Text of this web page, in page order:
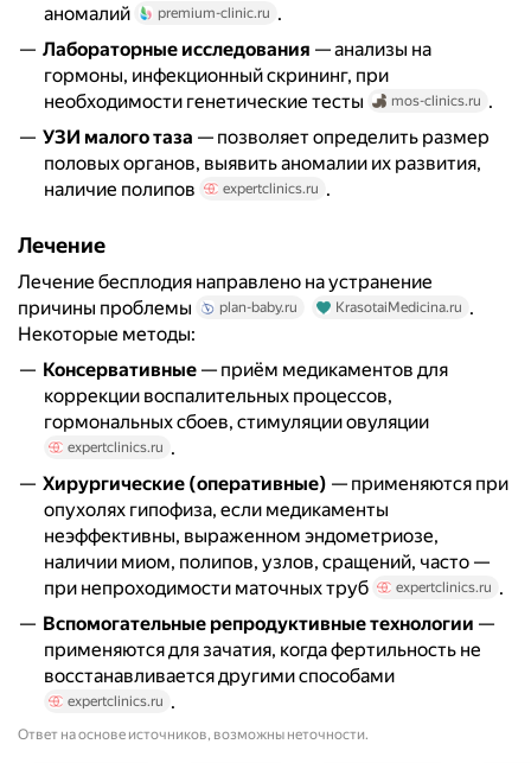
аномалий
premium-clinic.ru .
Лабораторные исследования — анализы на
гормоны, инфекционный скрининг, при
необходимости генетические тесты
mos-clinics.ru .
УЗИ малого таза — позволяет определить размер
половых органов, выявить аномалии их развития,
наличие полипов
expertclinics.ru .
Лечение
Лечение бесплодия направлено на устранение
причины проблемы
plan-baby.ru KrasotaiMedicina.ru .
Некоторые методы:
Консервативные — приём медикаментов для
коррекции воспалительных процессов,
гормональных сбоев, стимуляции овуляции
expertclinics.ru .
Хирургические (оперативные) — применяются при
опухолях гипофиза, если медикаменты
неэффективны, выраженном эндометриозе,
наличии миом, полипов, узлов, сращений, часто —
при непроходимости маточных труб
expertclinics.ru .
Вспомогательные репродуктивные технологии —
применяются для зачатия, когда фертильность не
восстанавливается другими способами
expertclinics.ru .
Ответ на основе источников, возможны неточности.